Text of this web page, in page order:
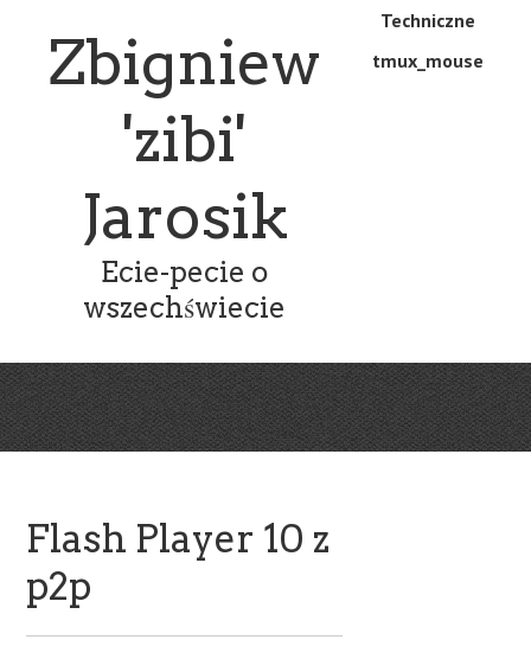
Zbigniew
'zibi'
Jarosik
Ecie-pecie o
wszechświecie
Menu
content
Techniczne
tmux_mouse
Flash Player 10 z
p2p